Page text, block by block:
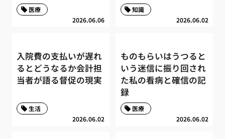
2026.06.06
医療
2026.06.02
知識
入院費の支払いが遅れ
るとどうなるか会計担
当者が語る督促の現実
2026.06.02
生活
ものもらいはうつると
いう迷信に振り回され
た私の看病と確信の記
録
2026.06.02
医療